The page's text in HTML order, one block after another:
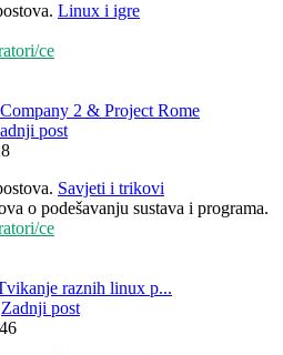
Linux i igre
ce
2 & Project Rome
post
Savjeti i trikovi
o podešavanju sustava i programa.
ce
raznih linux p...
Zadnji post